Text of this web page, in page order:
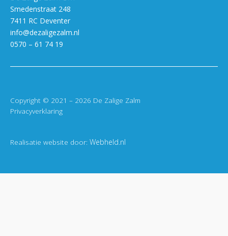
Smedenstraat 248
7411 RC Deventer
info@dezaligezalm.nl
0570 – 61 74 19
Copyright © 2021 – 2026 De Zalige Zalm
Privacyverklaring
Realisatie website door: Webheld.nl